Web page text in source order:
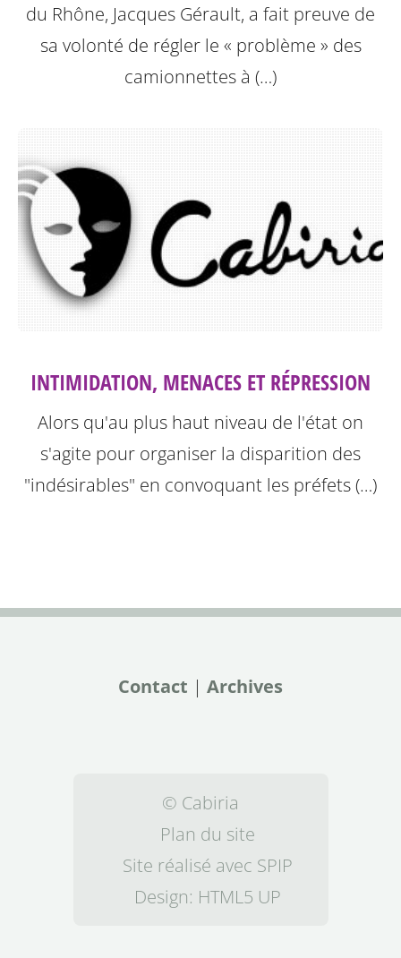
du Rhône, Jacques Gérault, a fait preuve de
sa volonté de régler le « problème » des
camionnettes à (…)
INTIMIDATION, MENACES ET RÉPRESSION
Alors qu'au plus haut niveau de l'état on
s'agite pour organiser la disparition des
"indésirables" en convoquant les préfets (…)
Contact | Archives
© Cabiria
Plan du site
Site réalisé avec SPIP
Design: HTML5 UP